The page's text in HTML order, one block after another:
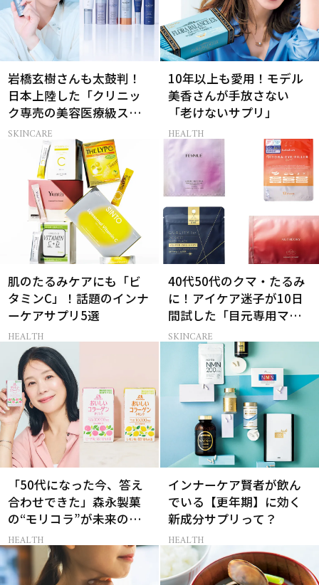
岩橋玄樹さんも太鼓判！
日本上陸した「クリニッ
ク専売の美容医療級スキ
ンケア」
SKINCARE
10年以上も愛用！モデル
美香さんが手放さない
「老けないサプリ」
HEALTH
肌のたるみケアにも「ビ
タミンC」！話題のインナ
ーケアサプリ5選
HEALTH
40代50代のクマ・たるみ
に！アイケア迷子が10日
間試した「目元専用マス
ク」4選
SKINCARE
「50代になった今、答え
合わせできた」森永製菓
の“モリコラ”が未来のキ
レイを連れてくる！
HEALTH
インナーケア賢者が飲ん
でいる【更年期】に効く
新成分サプリって？
HEALTH